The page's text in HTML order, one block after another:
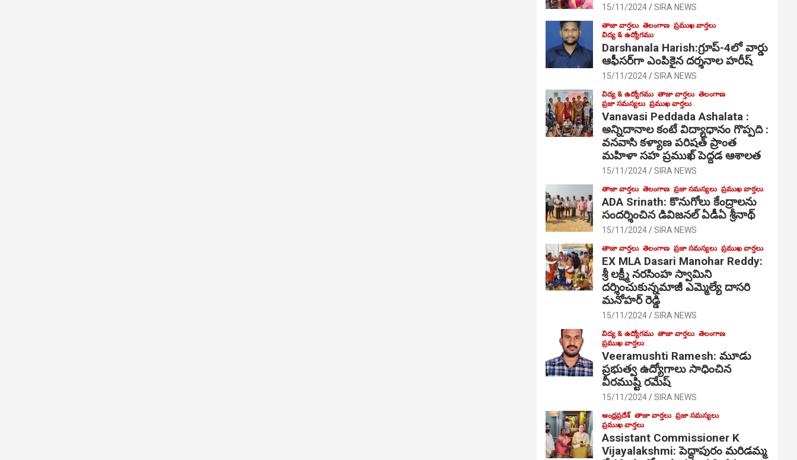
15/11/2024 SIRA NEWS
తాజా వార్తలు తెలంగాణ ప్రముఖ వార్తలు
విద్య & ఉద్యోగము
Darshanala Harish:గ్రూప్-4లో వార్డు
ఆఫీసర్‌గా ఎంపికైన దర్శనాల హరీష్
15/11/2024 SIRA NEWS
విద్య & ఉద్యోగము తాజా వార్తలు తెలంగాణ
ప్రజా సమస్యలు ప్రముఖ వార్తలు
Vanavasi Peddada Ashalata :
అన్నిదానాల కంటే విద్యాధానం గొప్పది :
వనవాసి కళ్యాణ పరిషత్ ప్రాంత
మహిళా సహ ప్రముఖ్ పెద్దడ ఆశాలత
15/11/2024 SIRA NEWS
తాజా వార్తలు తెలంగాణ ప్రజా సమస్యలు ప్రముఖ వార్తలు
ADA Srinath: కొనుగోలు కేంద్రాల‌ను
సంద‌ర్శించిన డివిజనల్ ఏడీఏ శ్రీనాథ్
15/11/2024 SIRA NEWS
తాజా వార్తలు తెలంగాణ ప్రజా సమస్యలు ప్రముఖ వార్తలు
EX MLA Dasari Manohar Reddy:
శ్రీ లక్ష్మీ నరసింహ స్వామిని
దర్శించుకున్నమాజీ ఎమ్మెల్యే దాసరి
మనోహర్ రెడ్డి
15/11/2024 SIRA NEWS
విద్య & ఉద్యోగము తాజా వార్తలు తెలంగాణ
ప్రముఖ వార్తలు
Veeramushti Ramesh: మూడు
ప్రభుత్వ ఉద్యోగాలు సాధించిన
వీరముష్టి రమేష్
15/11/2024 SIRA NEWS
ఆంధ్రప్రదేశ్ తాజా వార్తలు ప్రజా సమస్యలు
ప్రముఖ వార్తలు
Assistant Commissioner K
Vijayalakshmi: పెద్దాపురం మరిడమ్మ